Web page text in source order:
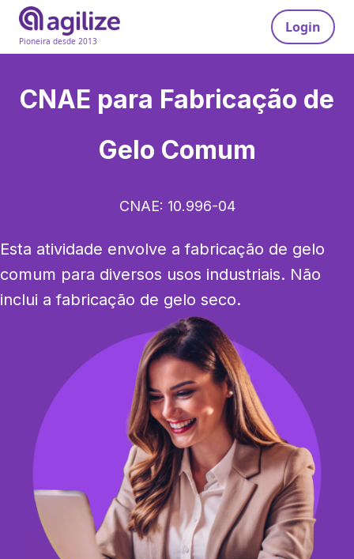
Pioneira desde 2013
Login
CNAE para Fabricação de
Gelo Comum
CNAE: 10.996-04
Esta atividade envolve a fabricação de gelo
comum para diversos usos industriais. Não
inclui a fabricação de gelo seco.